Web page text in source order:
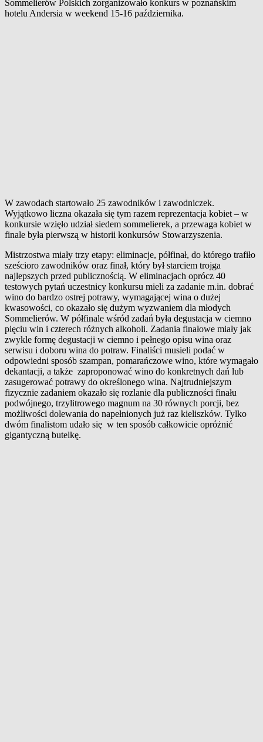
Sommelierów Polskich zorganizowało konkurs w poznańskim
hotelu Andersia w weekend 15-16 października.
W zawodach startowało 25 zawodników i zawodniczek.
Wyjątkowo liczna okazała się tym razem reprezentacja kobiet – w
konkursie wzięło udział siedem sommelierek, a przewaga kobiet w
finale była pierwszą w historii konkursów Stowarzyszenia.
Mistrzostwa miały trzy etapy: eliminacje, półfinał, do którego trafiło
sześcioro zawodników oraz finał, który był starciem trojga
najlepszych przed publicznością. W eliminacjach oprócz 40
testowych pytań uczestnicy konkursu mieli za zadanie m.in. dobrać
wino do bardzo ostrej potrawy, wymagającej wina o dużej
kwasowości, co okazało się dużym wyzwaniem dla młodych
Sommelierów. W półfinale wśród zadań była degustacja w ciemno
pięciu win i czterech różnych alkoholi. Zadania finałowe miały jak
zwykle formę degustacji w ciemno i pełnego opisu wina oraz
serwisu i doboru wina do potraw. Finaliści musieli podać w
odpowiedni sposób szampan, pomarańczowe wino, które wymagało
dekantacji, a także zaproponować wino do konkretnych dań lub
zasugerować potrawy do określonego wina. Najtrudniejszym
fizycznie zadaniem okazało się rozlanie dla publiczności finału
podwójnego, trzylitrowego magnum na 30 równych porcji, bez
możliwości dolewania do napełnionych już raz kieliszków. Tylko
dwóm finalistom udało się w ten sposób całkowicie opróżnić
gigantyczną butelkę.